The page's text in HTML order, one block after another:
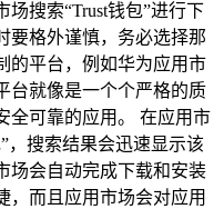
搜索“Trust钱包”进行下
要格外谨慎，务必选择那
的平台，例如华为应用市
台就像是一个个严格的质
全可靠的应用。 在应用市
，搜索结果会迅速显示该
场会自动完成下载和安装
，而且应用市场会对应用